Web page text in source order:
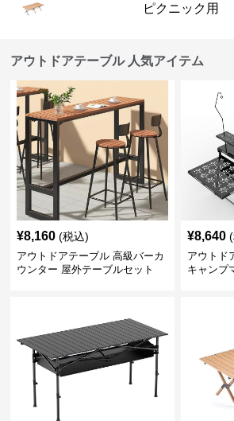
ピクニック用
アウトドアテーブル 人気アイテム
¥8,160 (税込)
アウトドアテーブル 高級バーカ
ウンター 屋外テーブルセット
¥8,640
アウトド
キャンプ